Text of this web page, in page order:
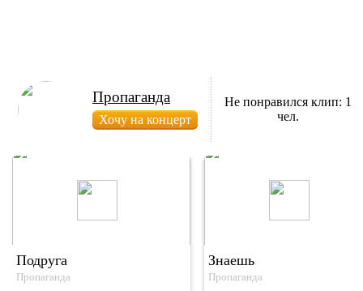
Пропаганда
Не понравился клип: 1
чел.
Подруга
Пропаганда
Знаешь
Пропаганда